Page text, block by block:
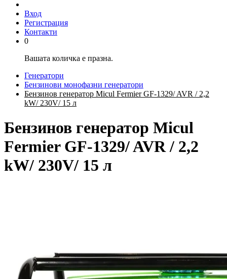
Вход
Регистрация
Контакти
0
Вашата количка е празна.
Генератори
Бензинови монофазни генератори
Бензинов генератор Micul Fermier GF-1329/ AVR / 2,2
kW/ 230V/ 15 л
Бензинов генератор Micul
Fermier GF-1329/ AVR / 2,2
kW/ 230V/ 15 л